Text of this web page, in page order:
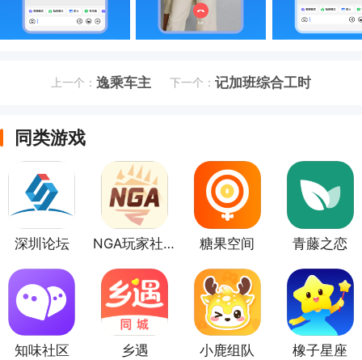
上一个： 逸乘车主 下一个：记加班综合工时
同类游戏
深圳论坛 NGA玩家社区 糖果空间 青藤之恋
知味社区 乡遇 小鹿组队 橡子星座